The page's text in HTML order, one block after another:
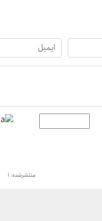
منتشرشده: 1